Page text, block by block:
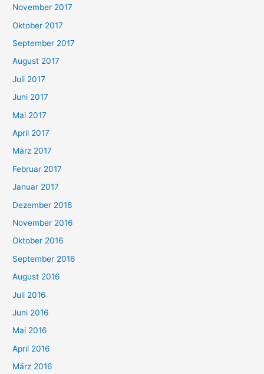
November 2017
Oktober 2017
September 2017
August 2017
Juli 2017
Juni 2017
Mai 2017
April 2017
März 2017
Februar 2017
Januar 2017
Dezember 2016
November 2016
Oktober 2016
September 2016
August 2016
Juli 2016
Juni 2016
Mai 2016
April 2016
März 2016